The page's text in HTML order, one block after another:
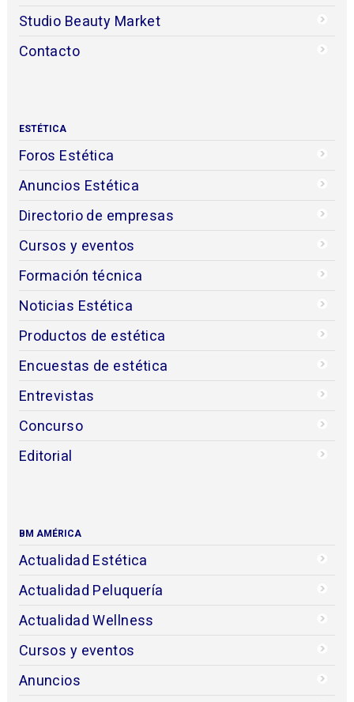
Studio Beauty Market
Contacto
ESTÉTICA
Foros Estética
Anuncios Estética
Directorio de empresas
Cursos y eventos
Formación técnica
Noticias Estética
Productos de estética
Encuestas de estética
Entrevistas
Concurso
Editorial
BM AMÉRICA
Actualidad Estética
Actualidad Peluquería
Actualidad Wellness
Cursos y eventos
Anuncios